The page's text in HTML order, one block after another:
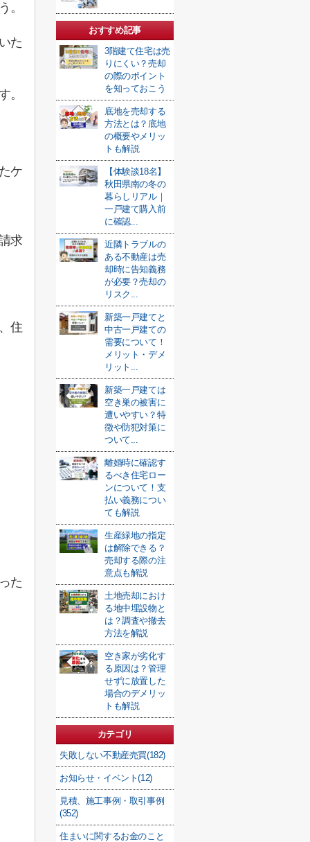
。
た
。
ケ
求
住
た
おすすめ記事
3階建て住宅は売
りにくい？売却
の際のポイント
を知っておこう
底地を売却する
方法とは？底地
の概要やメリッ
トも解説
【体験談18名】
秋田県南の冬の
暮らしリアル｜
一戸建て購入前
に確認...
近隣トラブルの
ある不動産は売
却時に告知義務
が必要？売却の
リスク...
新築一戸建てと
中古一戸建ての
需要について！
メリット・デメ
リット...
新築一戸建ては
空き巣の被害に
遭いやすい？特
徴や防犯対策に
ついて...
離婚時に確認す
るべき住宅ロー
ンについて！支
払い義務につい
ても解説
生産緑地の指定
は解除できる？
売却する際の注
意点も解説
土地売却におけ
る地中埋設物と
は？調査や撤去
方法を解説
空き家が劣化す
る原因は？管理
せずに放置した
場合のデメリッ
トも解説
カテゴリ
失敗しない不動産売買(182)
お知らせ・イベント(12)
見積、施工事例・取引事例
(352)
住まいに関するお金のこと